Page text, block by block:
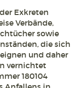
Exkreten
Verbände,
sowie
die sich
und daher
vernichtet
180104